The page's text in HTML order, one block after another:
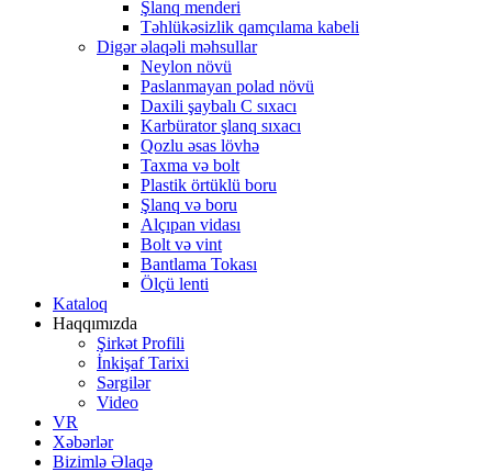
Şlanq menderi
Təhlükəsizlik qamçılama kabeli
Digər əlaqəli məhsullar
Neylon növü
Paslanmayan polad növü
Daxili şaybalı C sıxacı
Karbürator şlanq sıxacı
Qozlu əsas lövhə
Taxma və bolt
Plastik örtüklü boru
Şlanq və boru
Alçıpan vidası
Bolt və vint
Bantlama Tokası
Ölçü lenti
Kataloq
Haqqımızda
Şirkət Profili
İnkişaf Tarixi
Sərgilər
Video
VR
Xəbərlər
Bizimlə Əlaqə